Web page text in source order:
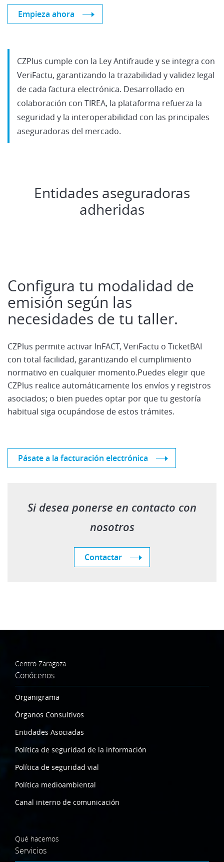
Empieza ahora
CZPlus cumple con la Ley Antifraude y se integra con
VeriFactu, garantizando la trazabilidad y validez legal
de cada factura electrónica. Desarrollado en
colaboración con TIREA, la plataforma refuerza la
seguridad y la interoperabilidad con las principales
aseguradoras del mercado.
Entidades aseguradoras
adheridas
Configura tu modalidad de
emisión según las
necesidades de tu taller.
CZPlus permite activar InFACT, VeriFactu o TicketBAI
con total facilidad, garantizando el cumplimiento
normativo en cualquier momento.Puedes elegir que
CZPlus realice automáticamente los envíos y registros
asociados; o bien puedes optar por que tu gestoría
habitual siga ocupándose de estos trámites.
Pásate a la facturación electrónica
Si desea ponerse en contacto con
nosotros
Contactar
Centro Zaragoza
Conócenos
Organigrama
Órganos Consultivos
Entidades Asociadas
Política de seguridad de la información
Política de seguridad vial
Política medioambiental
Canal interno de comunicación
Qué hacemos
Servicios